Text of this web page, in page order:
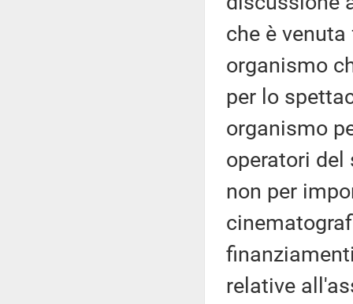
che è
organismo
per lo
organismo
operatori del
non per
relative